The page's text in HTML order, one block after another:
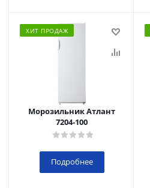
ХИТ ПРОДАЖ
Морозильник Атлант
7204-100
Подробнее